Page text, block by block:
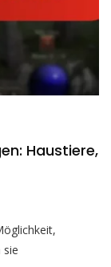
Haustiere,
sie